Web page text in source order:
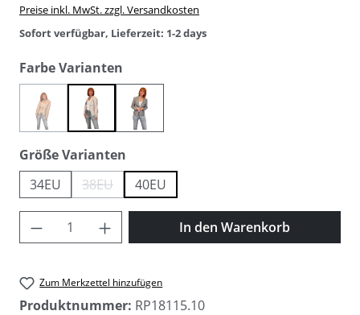
Preise inkl. MwSt. zzgl. Versandkosten
Sofort verfügbar, Lieferzeit: 1-2 days
Farbe Varianten
nude
(Diese Option ist zurzeit nicht verfügbar.)
snow whitetaupe
Größe Varianten
34EU
38EU(Diese Option ist zurzeit nicht verfügbar.)
40EU
Produkt Anzahl: Gib den gewünschten
In den Warenkorb
Zum Merkzettel hinzufügen
Produktnummer: RP18115.10